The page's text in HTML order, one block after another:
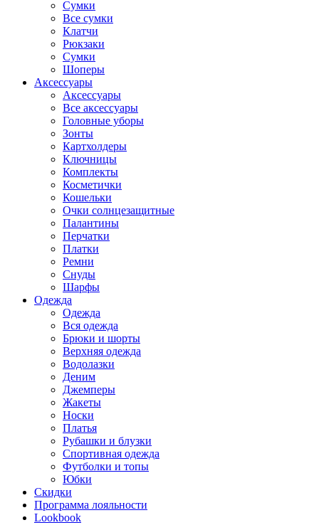
Сумки
Все сумки
Клатчи
Рюкзаки
Сумки
Шоперы
Аксессуары
Аксессуары
Все аксессуары
Головные уборы
Зонты
Картхолдеры
Ключницы
Комплекты
Косметички
Кошельки
Очки солнцезащитные
Палантины
Перчатки
Платки
Ремни
Снуды
Шарфы
Одежда
Одежда
Вся одежда
Брюки и шорты
Верхняя одежда
Водолазки
Деним
Джемперы
Жакеты
Носки
Платья
Рубашки и блузки
Спортивная одежда
Футболки и топы
Юбки
Скидки
Программа лояльности
Lookbook